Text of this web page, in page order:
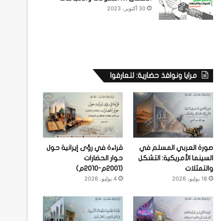
30 أكتوبر، 2023
مرايا ونوافذ حضارية: لتعارفوا
صورة العربي المسلم في
السينما الأمريكية: التشكل
والتمثلات
18 يوليو، 2026
قراءة في رؤى إيرانية حول
حوار الحضارات
(2001م-2010م)
4 يوليو، 2026